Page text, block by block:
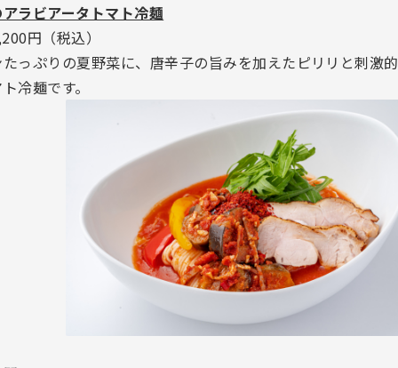
ラビアータトマト冷麺
円（税込）
っぷりの夏野菜に、唐辛子の旨みを加えたピリリと刺激
冷麺です。